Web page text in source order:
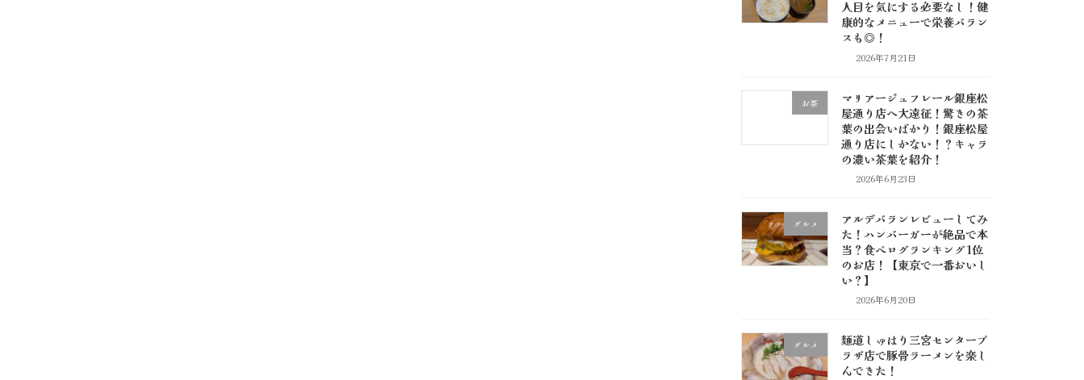
人目を気にする必要なし！健
康的なメニューで栄養バラン
スも◎！
2026年7月21日
お茶
マリアージュフレール銀座松
屋通り店へ大遠征！驚きの茶
葉の出会いばかり！銀座松屋
通り店にしかない！？キャラ
の濃い茶葉を紹介！
2026年6月23日
グルメ
アルデバランレビューしてみ
た！ハンバーガーが絶品で本
当？食べログランキング1位
のお店！【東京で一番おいし
い？】
2026年6月20日
グルメ
麺道しゅはり三宮センタープ
ラザ店で豚骨ラーメンを楽し
んできた！